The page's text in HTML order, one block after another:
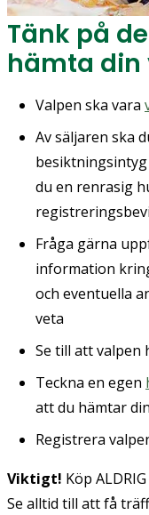
Tänk på
hämta din
Valpen ska vara
Av säljaren ska
besiktningsintyg
du en renrasig
Fråga gärna
information
och eventuella
veta
Se till att valpen
Teckna en egen
att du hämtar
Registrera
Viktigt! Köp
Se alltid till att få